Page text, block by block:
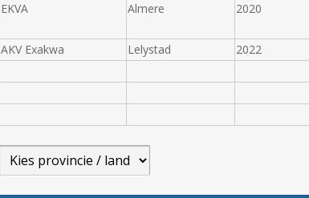
EKVA
Almere 2020
AKV Exakwa Lelystad 2022